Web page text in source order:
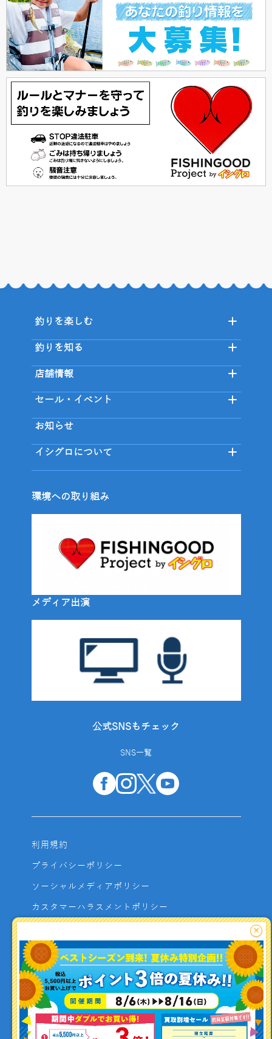
釣り情報を
投稿する
釣りを楽しむ
釣りを知る
店舗情報
セール・イベント
お知らせ
イシグロについて
環境への取り組み
メディア出演
公式SNSもチェック
SNS一覧
利用規約
プライバシーポリシー
ソーシャルメディアポリシー
カスタマーハラスメントポリシー
よくあるご質問
お問い合わせ
利用者資金の保全方法
×